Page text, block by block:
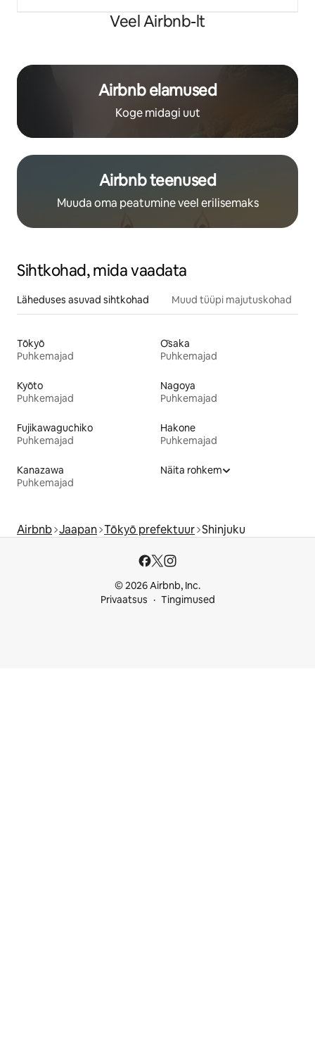
Veel Airbnb-lt
Airbnb elamused
Koge midagi uut
Airbnb teenused
Muuda oma peatumine veel erilisemaks
Sihtkohad, mida vaadata
Läheduses asuvad sihtkohad Muud tüüpi majutuskohad
Tōkyō
Puhkemajad
Ōsaka
Puhkemajad
Kyōto
Puhkemajad
Nagoya
Puhkemajad
Fujikawaguchiko
Puhkemajad
Hakone
Puhkemajad
Kanazawa
Puhkemajad
Näita rohkem
Airbnb Jaapan Tōkyō prefektuur Shinjuku
© 2026 Airbnb, Inc.
Privaatsus
Tingimused